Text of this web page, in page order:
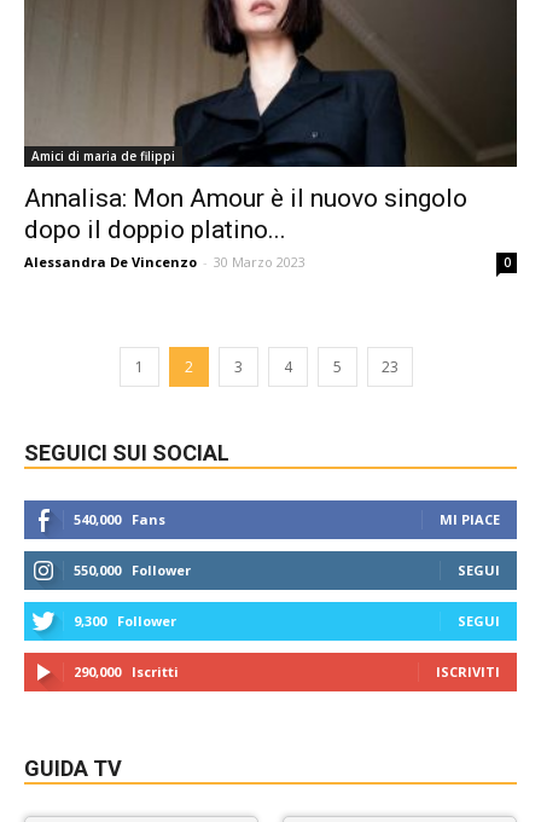
Amici di maria de filippi
Annalisa: Mon Amour è il nuovo singolo
dopo il doppio platino...
Alessandra De Vincenzo - 30 Marzo 2023 0
1 2 3 4 5 23
SEGUICI SUI SOCIAL
540,000 Fans MI PIACE
550,000 Follower SEGUI
9,300 Follower SEGUI
290,000 Iscritti ISCRIVITI
GUIDA TV